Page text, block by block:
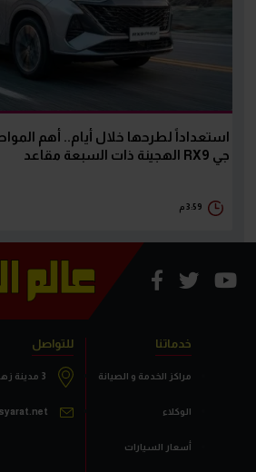
استعداداً لطرحها خلال أيام.. أهم
جي RX9 الهجينة ذات السبعة مقاعد
3:59 م
خدماتنا
مراكز الخدمة و الصيانة
الوكلاء
أسعار السيارات
للتواصل
3 مدينة زهور المعادي.. القاهرة